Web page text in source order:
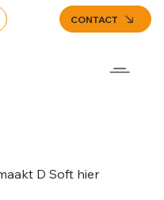
CONTACT
D Soft hier